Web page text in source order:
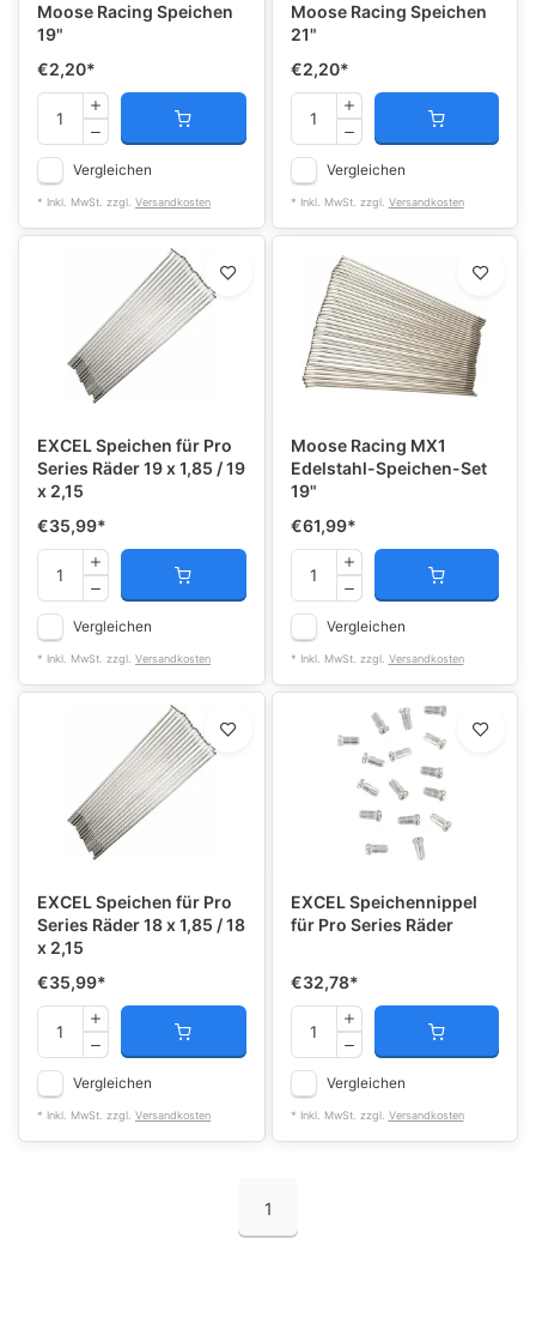
Moose Racing Speichen
19"
€2,20*
Vergleichen
* Inkl. MwSt. zzgl. Versandkosten
Moose Racing Speichen
21"
€2,20*
Vergleichen
* Inkl. MwSt. zzgl. Versandkosten
EXCEL Speichen für Pro
Series Räder 19 x 1,85 / 19
x 2,15
€35,99*
Vergleichen
* Inkl. MwSt. zzgl. Versandkosten
Moose Racing MX1
Edelstahl-Speichen-Set
19"
€61,99*
Vergleichen
* Inkl. MwSt. zzgl. Versandkosten
EXCEL Speichen für Pro
Series Räder 18 x 1,85 / 18
x 2,15
€35,99*
Vergleichen
* Inkl. MwSt. zzgl. Versandkosten
EXCEL Speichennippel
für Pro Series Räder
€32,78*
Vergleichen
* Inkl. MwSt. zzgl. Versandkosten
1